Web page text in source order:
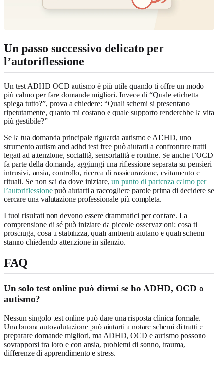
Un passo successivo delicato per
l’autoriflessione
Un test ADHD OCD autismo è più utile quando ti offre un modo
più calmo per fare domande migliori. Invece di “Quale etichetta
spiega tutto?”, prova a chiedere: “Quali schemi si presentano
ripetutamente, quanto mi costano e quale supporto renderebbe la vita
più gestibile?”
Se la tua domanda principale riguarda autismo e ADHD, uno
strumento autism and adhd test free può aiutarti a confrontare tratti
legati ad attenzione, socialità, sensorialità e routine. Se anche l’OCD
fa parte della domanda, aggiungi una riflessione separata su pensieri
intrusivi, ansia, controllo, ricerca di rassicurazione, evitamento e
rituali. Se non sai da dove iniziare, un punto di partenza calmo per
l’autoriflessione può aiutarti a raccogliere parole prima di decidere se
cercare una valutazione professionale più completa.
I tuoi risultati non devono essere drammatici per contare. La
comprensione di sé può iniziare da piccole osservazioni: cosa ti
prosciuga, cosa ti stabilizza, quali ambienti aiutano e quali schemi
stanno chiedendo attenzione in silenzio.
FAQ
Un solo test online può dirmi se ho ADHD, OCD o
autismo?
Nessun singolo test online può dare una risposta clinica formale.
Una buona autovalutazione può aiutarti a notare schemi di tratti e
preparare domande migliori, ma ADHD, OCD e autismo possono
sovrapporsi tra loro e con ansia, problemi di sonno, trauma,
differenze di apprendimento e stress.